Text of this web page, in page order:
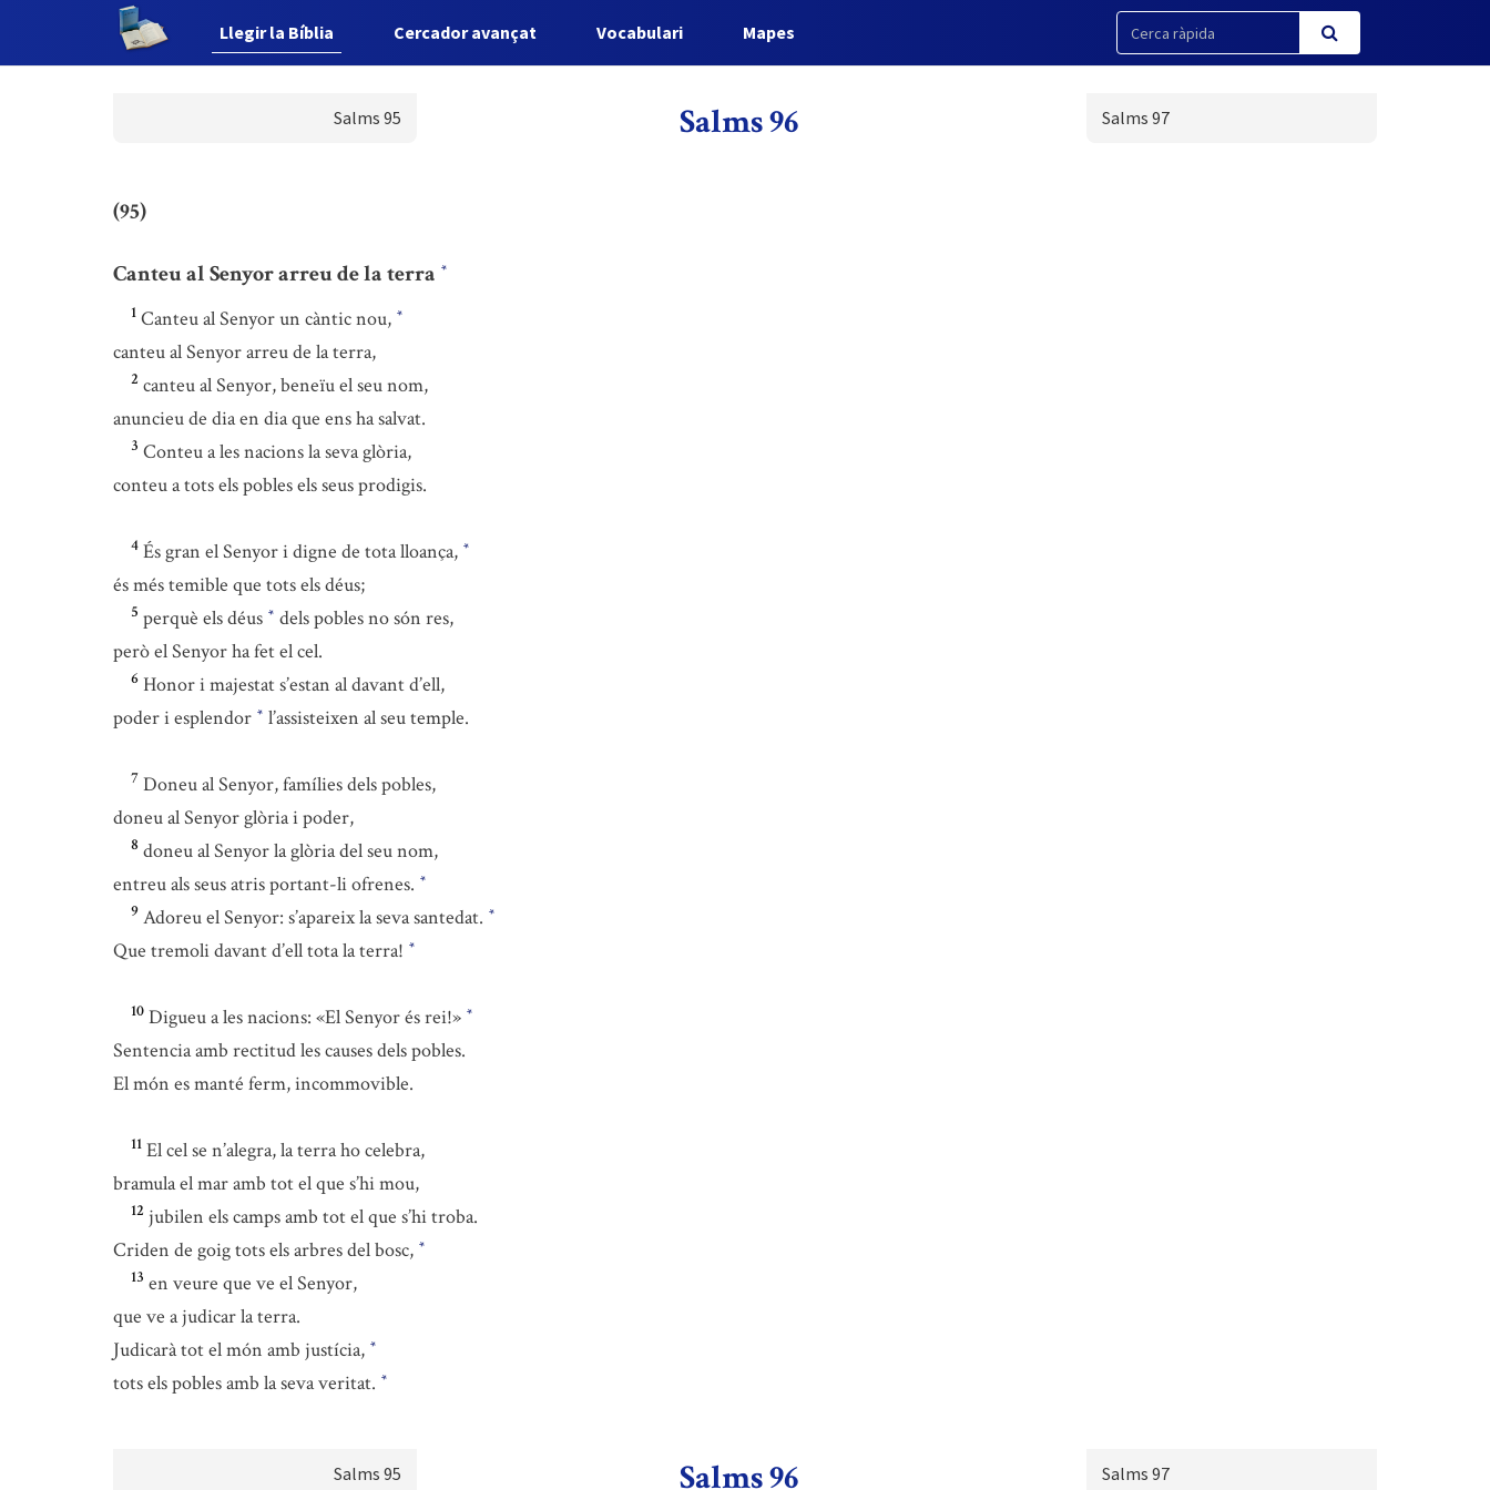
Llegir la Bíblia Cercador avançat Vocabulari Mapes
Salms 95 Salms 96 Salms 97
(95)
Canteu al Senyor arreu de la terra *
1 Canteu al Senyor un càntic nou, *
canteu al Senyor arreu de la terra,
2 canteu al Senyor, beneïu el seu nom,
anuncieu de dia en dia que ens ha salvat.
3 Conteu a les nacions la seva glòria,
conteu a tots els pobles els seus prodigis.
4 És gran el Senyor i digne de tota lloança, *
és més temible que tots els déus;
5 perquè els déus * dels pobles no són res,
però el Senyor ha fet el cel.
6 Honor i majestat s’estan al davant d’ell,
poder i esplendor * l’assisteixen al seu temple.
7 Doneu al Senyor, famílies dels pobles,
doneu al Senyor glòria i poder,
8 doneu al Senyor la glòria del seu nom,
entreu als seus atris portant-li ofrenes. *
9 Adoreu el Senyor: s’apareix la seva santedat. *
Que tremoli davant d’ell tota la terra! *
10 Digueu a les nacions: «El Senyor és rei!» *
Sentencia amb rectitud les causes dels pobles.
El món es manté ferm, incommovible.
11 El cel se n’alegra, la terra ho celebra,
bramula el mar amb tot el que s’hi mou,
12 jubilen els camps amb tot el que s’hi troba.
Criden de goig tots els arbres del bosc, *
13 en veure que ve el Senyor,
que ve a judicar la terra.
Judicarà tot el món amb justícia, *
tots els pobles amb la seva veritat. *
Salms 95 Salms 96 Salms 97